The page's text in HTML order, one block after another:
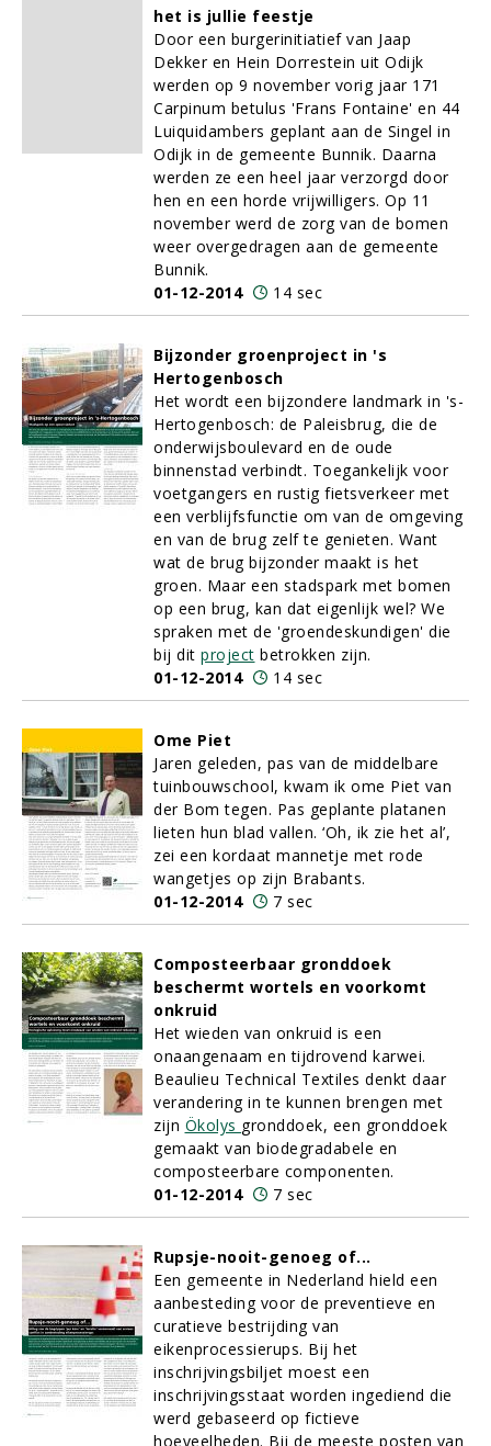
het is jullie feestje
Door een burgerinitiatief van Jaap
Dekker en Hein Dorrestein uit Odijk
werden op 9 november vorig jaar 171
Carpinum betulus 'Frans Fontaine' en 44
Luiquidambers geplant aan de Singel in
Odijk in de gemeente Bunnik. Daarna
werden ze een heel jaar verzorgd door
hen en een horde vrijwilligers. Op 11
november werd de zorg van de bomen
weer overgedragen aan de gemeente
Bunnik.
01-12-2014
14 sec
Bijzonder groenproject in 's
Hertogenbosch
Het wordt een bijzondere landmark in 's-
Hertogenbosch: de Paleisbrug, die de
onderwijsboulevard en de oude
binnenstad verbindt. Toegankelijk voor
voetgangers en rustig fietsverkeer met
een verblijfsfunctie om van de omgeving
en van de brug zelf te genieten. Want
wat de brug bijzonder maakt is het
groen. Maar een stadspark met bomen
op een brug, kan dat eigenlijk wel? We
spraken met de 'groendeskundigen' die
bij dit project betrokken zijn.
01-12-2014
14 sec
Ome Piet
Jaren geleden, pas van de middelbare
tuinbouwschool, kwam ik ome Piet van
der Bom tegen. Pas geplante platanen
lieten hun blad vallen. ‘Oh, ik zie het al’,
zei een kordaat mannetje met rode
wangetjes op zijn Brabants.
01-12-2014
7 sec
Composteerbaar gronddoek
beschermt wortels en voorkomt
onkruid
Het wieden van onkruid is een
onaangenaam en tijdrovend karwei.
Beaulieu Technical Textiles denkt daar
verandering in te kunnen brengen met
zijn Ökolys gronddoek, een gronddoek
gemaakt van biodegradabele en
composteerbare componenten.
01-12-2014
7 sec
Rupsje-nooit-genoeg of...
Een gemeente in Nederland hield een
aanbesteding voor de preventieve en
curatieve bestrijding van
eikenprocessierups. Bij het
inschrijvingsbiljet moest een
inschrijvingsstaat worden ingediend die
werd gebaseerd op fictieve
hoeveelheden. Bij de meeste posten van